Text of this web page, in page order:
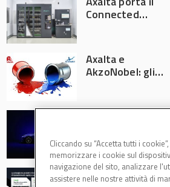
Connected
Automechanika
Frankfurt 2026
Axalta e
AkzoNobel: gli
quando la
verniciatura
diventa
di precisione
R-M Low
Cliccando su “Accetta tutti i
memorizzare i cookie sul
navigazione del sito, analizzare
assistere nelle nostre attività di